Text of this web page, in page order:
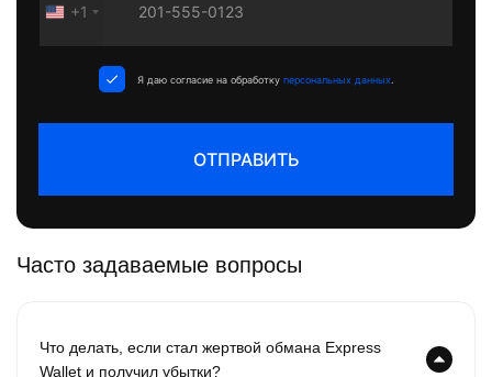
United
+1
Я даю согласие на обработку персональных данных
ОТПРАВИТЬ
Часто задаваемые вопросы
Что делать, если стал жертвой обмана Express
Wallet и получил убытки?